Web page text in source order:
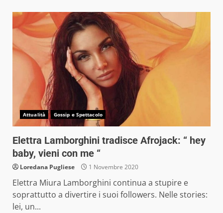
Attualità Gossip e Spettacolo
Elettra Lamborghini tradisce Afrojack: “ hey
baby, vieni con me “
Loredana Pugliese 1 Novembre 2020
Elettra Miura Lamborghini continua a stupire e
soprattutto a divertire i suoi followers. Nelle stories:
lei, un...